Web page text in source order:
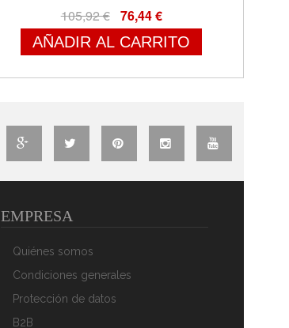
105,92 € 76,44 €
AÑADIR AL CARRITO
EMPRESA
Quiénes somos
Condiciones generales
Protección de datos
B2B